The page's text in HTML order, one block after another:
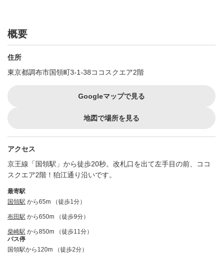
概要
住所
東京都調布市国領町3-1-38ココスクエア2階
Googleマップで見る
地図で場所を見る
アクセス
京王線「国領駅」から徒歩20秒。改札口を出て左手目の前、ココ
スクエア2階！狛江通り沿いです。
最寄駅
国領駅 から65m （徒歩1分）
布田駅 から650m （徒歩9分）
柴崎駅 から850m （徒歩11分）
バス停
国領駅から120m （徒歩2分）